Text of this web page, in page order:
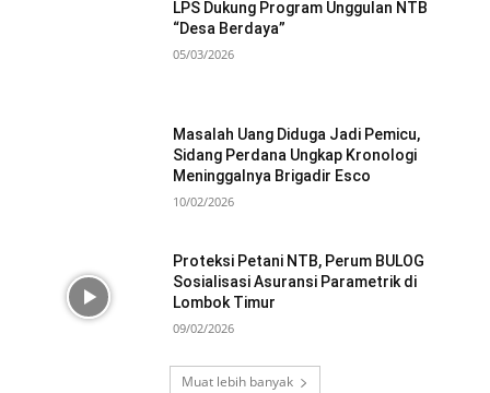
LPS Dukung Program Unggulan NTB
“Desa Berdaya”
05/03/2026
Masalah Uang Diduga Jadi Pemicu,
Sidang Perdana Ungkap Kronologi
Meninggalnya Brigadir Esco
10/02/2026
Proteksi Petani NTB, Perum BULOG
Sosialisasi Asuransi Parametrik di
Lombok Timur
09/02/2026
Muat lebih banyak